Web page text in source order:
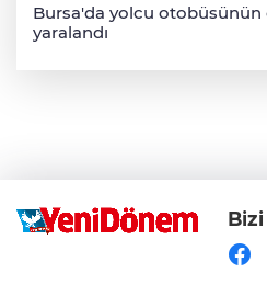
Bursa'da yolcu otobüsünün
yaralandı